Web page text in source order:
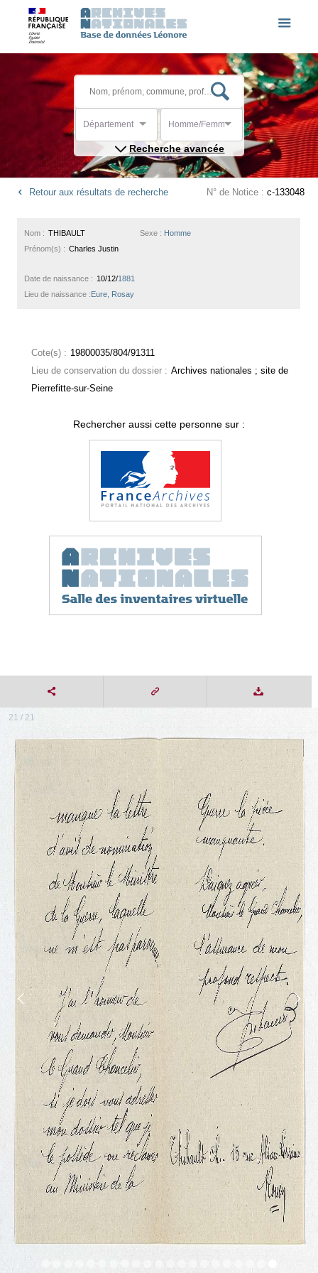
Département Homme/Femme
Recherche avancée
Retour aux résultats de recherche N° de Notice : c-133048
Sexe : Homme
Nom : THIBAULT
Prénom(s) : Charles Justin
Date de naissance : 10/12/1881
Lieu de naissance :Eure, Rosay
Cote(s) : 19800035/804/91311
Lieu de conservation du dossier : Archives nationales ; site de
Pierrefitte-sur-Seine
Rechercher aussi cette personne sur :
21 / 21